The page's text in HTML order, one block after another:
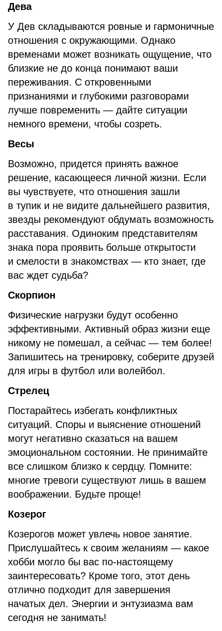
Дева
У Дев складываются ровные и гармоничные
отношения с окружающими. Однако
временами может возникать ощущение, что
близкие не до конца понимают ваши
переживания. С откровенными
признаниями и глубокими разговорами
лучше повременить — дайте ситуации
немного времени, чтобы созреть.
Весы
Возможно, придется принять важное
решение, касающееся личной жизни. Если
вы чувствуете, что отношения зашли
в тупик и не видите дальнейшего развития,
звезды рекомендуют обдумать возможность
расставания. Одиноким представителям
знака пора проявить больше открытости
и смелости в знакомствах — кто знает, где
вас ждет судьба?
Скорпион
Физические нагрузки будут особенно
эффективными. Активный образ жизни еще
никому не помешал, а сейчас — тем более!
Запишитесь на тренировку, соберите друзей
для игры в футбол или волейбол.
Стрелец
Постарайтесь избегать конфликтных
ситуаций. Споры и выяснение отношений
могут негативно сказаться на вашем
эмоциональном состоянии. Не принимайте
все слишком близко к сердцу. Помните:
многие тревоги существуют лишь в вашем
воображении. Будьте проще!
Козерог
Козерогов может увлечь новое занятие.
Прислушайтесь к своим желаниям — какое
хобби могло бы вас по-настоящему
заинтересовать? Кроме того, этот день
отлично подходит для завершения
начатых дел. Энергии и энтузиазма вам
сегодня не занимать!